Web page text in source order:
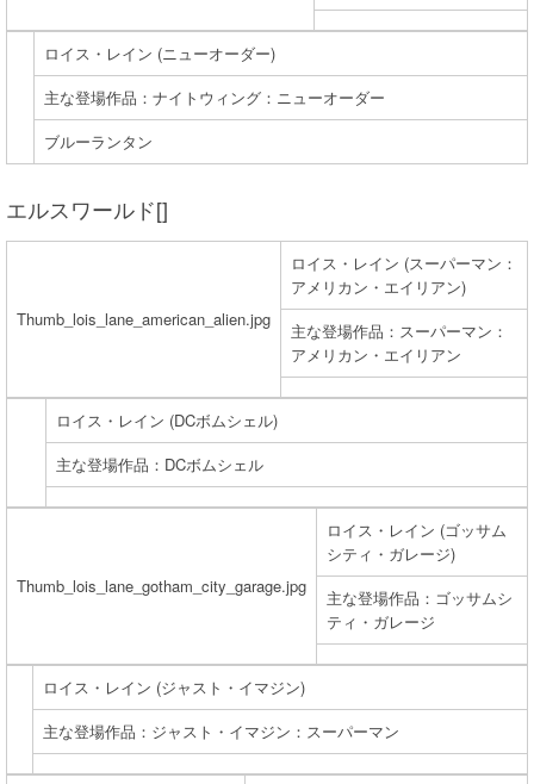
ロイス・レイン (ニューオーダー)
主な登場作品：ナイトウィング：ニューオーダー
ブルーランタン
エルスワールド[]
Thumb_lois_lane_american_alien.jpg
ロイス・レイン (スーパーマン：
アメリカン・エイリアン)
主な登場作品：スーパーマン：
アメリカン・エイリアン
ロイス・レイン (DCボムシェル)
主な登場作品：DCボムシェル
Thumb_lois_lane_gotham_city_garage.jpg
ロイス・レイン (ゴッサム
シティ・ガレージ)
主な登場作品：ゴッサムシ
ティ・ガレージ
ロイス・レイン (ジャスト・イマジン)
主な登場作品：ジャスト・イマジン：スーパーマン